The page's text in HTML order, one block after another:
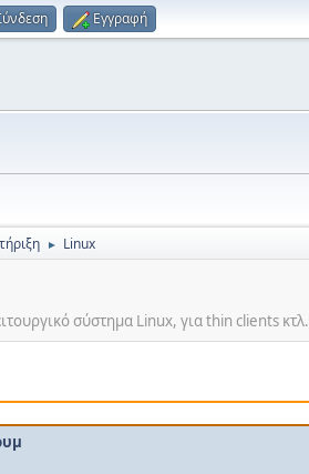
Εγγραφή
► Linux
σύστημα Linux, για thin clients κτλ.